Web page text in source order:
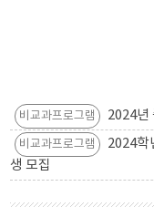
비교과프로그램 2024년
비교과프로그램
2024학
생 모집